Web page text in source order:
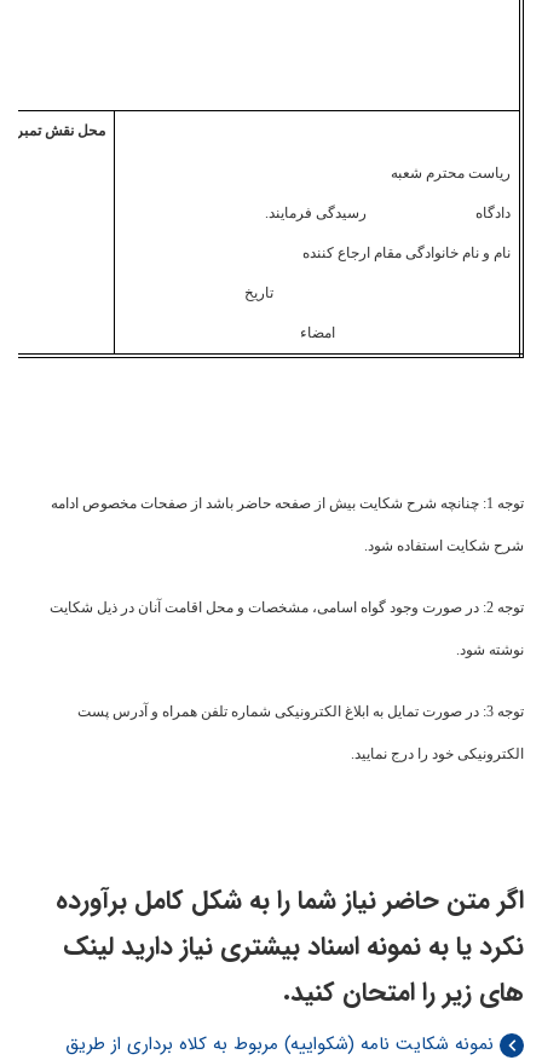
ریاست محترم شعبه
دادگاه رسیدگی فرمایند.
نام و نام خانوادگی مقام ارجاع کننده
تاریخ
امضاء
محل نقش تمبر
توجه 1: چنانچه شرح شکایت بیش از صفحه حاضر باشد از صفحات مخصوص ادامه
شرح شکایت استفاده شود.
توجه 2: در صورت وجود گواه اسامی، مشخصات و محل اقامت آنان در ذیل شکایت
نوشته شود.
توجه 3: در صورت تمایل به ابلاغ الکترونیکی شماره تلفن همراه و آدرس پست
الکترونیکی خود را درج نمایید.
اگر متن حاضر نیاز شما را به شکل کامل برآورده
نکرد یا به نمونه اسناد بیشتری نیاز دارید لینک
های زیر را امتحان کنید.
نمونه شکایت نامه (شکواییه) مربوط به کلاه برداری از طریق